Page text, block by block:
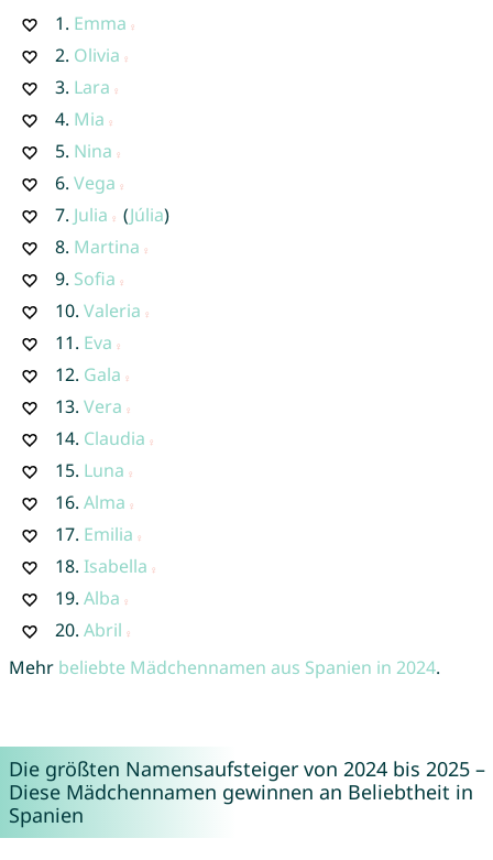
1. Emma
2. Olivia
3. Lara
4. Mia
5. Nina
6. Vega
7. Julia (Júlia)
8. Martina
9. Sofia
10. Valeria
11. Eva
12. Gala
13. Vera
14. Claudia
15. Luna
16. Alma
17. Emilia
18. Isabella
19. Alba
20. Abril
Mehr beliebte Mädchennamen aus Spanien in 2024.
Die größten Namensaufsteiger von 2024 bis 2025 –
Diese Mädchennamen gewinnen an Beliebtheit in
Spanien